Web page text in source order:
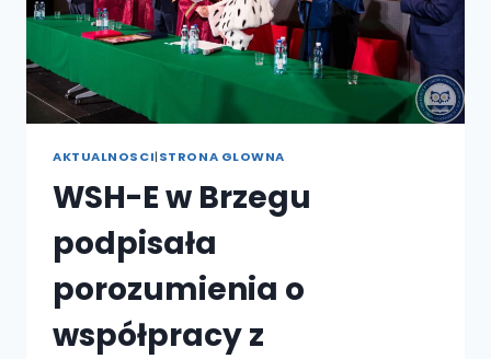
AKTUALNOSCI|STRONA GLOWNA
WSH-E w Brzegu
podpisała
porozumienia o
współpracy z